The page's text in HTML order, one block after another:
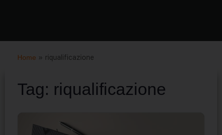
Home » riqualificazione
Tag: riqualificazione